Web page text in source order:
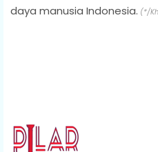
daya manusia Indonesia. (*/